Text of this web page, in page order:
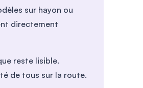
sur hayon ou
directement
reste lisible.
de tous sur la route.